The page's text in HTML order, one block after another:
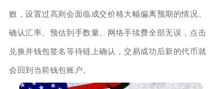
败，设置过高则会面临成交价格大幅偏离预期的情况。
确认汇率、预估到手数量、网络手续费全部无误，点击
兑换并钱包签名等待链上确认，交易成功后新的代币就
会回到当前钱包账户。